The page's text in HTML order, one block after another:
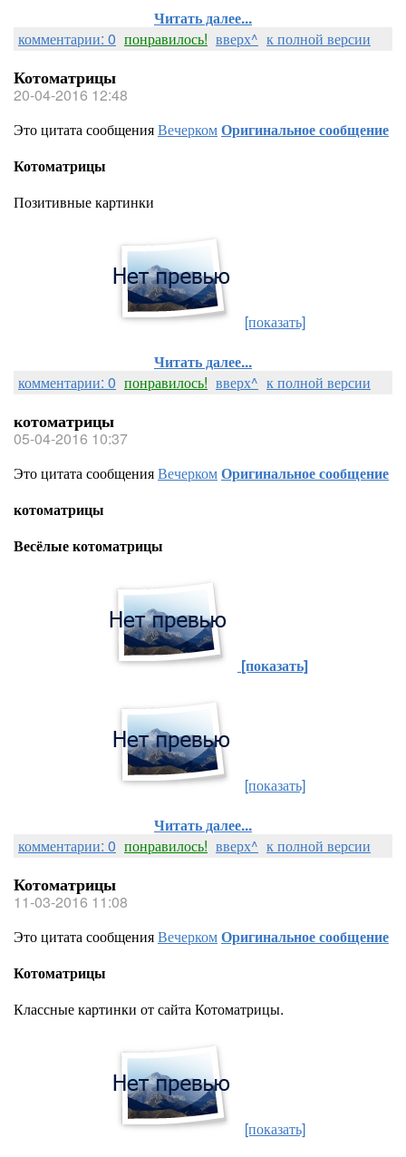
Читать далее...
комментарии: 0 понравилось! вверх^ к полной версии
Котоматрицы
20-04-2016 12:48
Это цитата сообщенияВечеркомОригинальное сообщение
Котоматрицы
Позитивные картинки
[показать]
Читать далее...
комментарии: 0 понравилось! вверх^ к полной версии
котоматрицы
05-04-2016 10:37
Это цитата сообщенияВечеркомОригинальное сообщение
котоматрицы
Весёлые котоматрицы
[показать]
[показать]
Читать далее...
комментарии: 0 понравилось! вверх^ к полной версии
Котоматрицы
11-03-2016 11:08
Это цитата сообщенияВечеркомОригинальное сообщение
Котоматрицы
Классные картинки от сайта Котоматрицы.
[показать]